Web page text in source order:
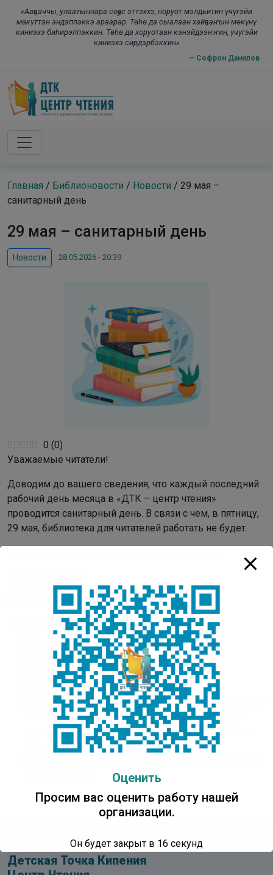
«Ааҕааччы, улаатыннара соҕус эттэххэ, норуот мэлдьитин үчүгэйи
мөкүттэн эндэппэккэ араарар. Төһө да сыалаан хайҕааҥын мөкүнү
киниэхэ биһирэппэккин. Төһө да хоруотаан кэнэйдээҥҥин, үчүгэйи
киниэхэ сирдэрбэккин»
— Софрон Данилов
Skip to main content
Главная / Библионовости / Новости / 29 мая –
санитарный день
29 мая – санитарный день
Новости 28.05.2026 - 20:39
0 (0)
Уважаемые читатели!
Доводим до вашего сведения, что каждый последний
рабочий день месяца в «ДТК – центр чтения»
проводится санитарный день. В связи с чем, в пятницу,
29 мая, библиотека для читателей работать не будет.
Оценок пока нет. Поставьте оценку первым.
Рекомендуем:
29 августа – санитарный день
30 января – санитарный день
27 февраля – санитарный день
27 марта – санитарный день
27 января для учащихся 4 классов МОБУ «СОШ №
29» была проведена интерактивная книжная
выставка по книге писателя-фронтовика Ильи
Миксона «Жила, была»
Детская Точка Кипения
Оценить
Просим вас оценить работу нашей
организации.
Он будет закрыт в 15 секунд